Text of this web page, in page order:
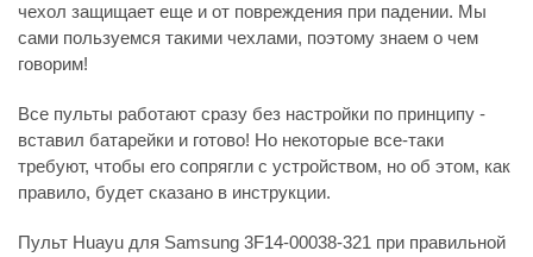
чехол защищает еще и от повреждения при падении. Мы
сами пользуемся такими чехлами, поэтому знаем о чем
говорим!
Все пульты работают сразу без настройки по принципу -
вставил батарейки и готово! Но некоторые все-таки
требуют, чтобы его сопрягли с устройством, но об этом, как
правило, будет сказано в инструкции.
Пульт Huayu для Samsung 3F14-00038-321 при правильной